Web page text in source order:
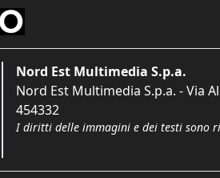
Nord Est Multimedia S.p.a.
Nord Est Multimedia S.p.a. - Via
454332
I diritti delle immagini e dei testi sono